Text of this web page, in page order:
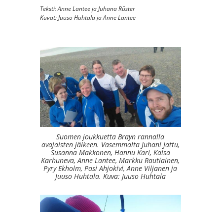
Teksti: Anne Lantee ja Juhana Rüster
Kuvat: Juuso Huhtala ja Anne Lantee
Suomen joukkuetta Brayn rannalla
avajaisten jälkeen. Vasemmalta Juhani Jattu,
Susanna Makkonen, Hannu Kari, Kaisa
Karhuneva, Anne Lantee, Markku Rautiainen,
Pyry Ekholm, Pasi Ahjokivi, Anne Viljanen ja
Juuso Huhtala. Kuva: Juuso Huhtala